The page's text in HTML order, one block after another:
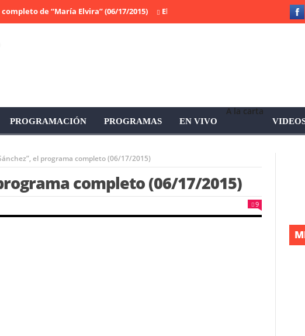
de “María Elvira” (06/17/2015) El programa completo de “Prohibido
PROGRAMACIÓN PROGRAMAS EN VIVO
A la carta
el programa completo (06/17/2015)
completo (06/17/2015)
9